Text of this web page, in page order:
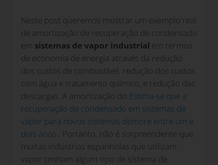
Neste post queremos mostrar um exemplo real
de amortização de recuperação de condensado
em sistemas de vapor industrial em termos
de economia de energia através da redução
dos custos de combustível, redução dos custos
com água e tratamento químico, e redução das
descargas. A amortização do Estima-se que a
recuperação de condensado em sistemas de
vapor para novos sistemas demore entre um e
dois anos. . Portanto, não é surpreendente que
muitas indústrias espanholas que utilizam
vapor tenham algum tipo de sistema de